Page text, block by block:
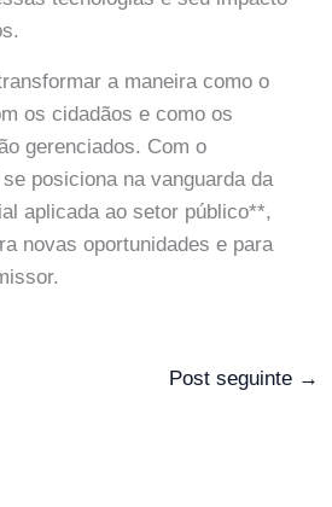
a maneira como o
os cidadãos e como os
gerenciados. Com o
posiciona na vanguarda da
aplicada ao setor público**,
novas oportunidades e para
Post seguinte →